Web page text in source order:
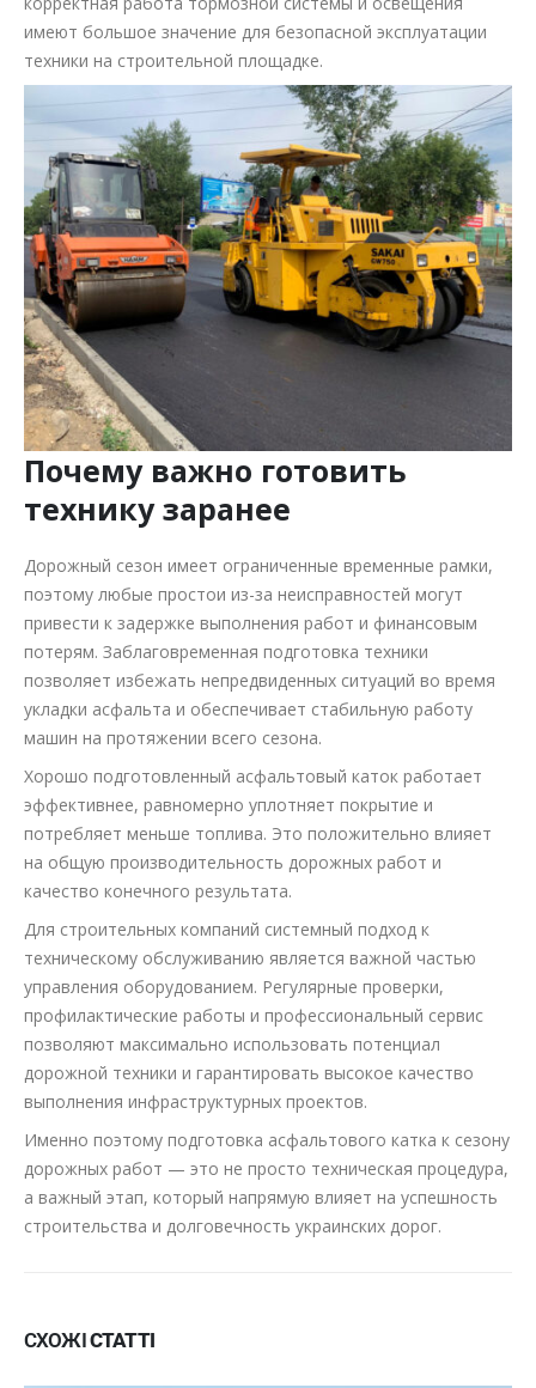
имеют большое значение для безопасной эксплуатации
техники на строительной площадке.
Почему важно готовить
технику заранее
Дорожный сезон имеет ограниченные временные рамки,
поэтому любые простои из-за неисправностей могут
привести к задержке выполнения работ и финансовым
потерям. Заблаговременная подготовка техники
позволяет избежать непредвиденных ситуаций во время
укладки асфальта и обеспечивает стабильную работу
машин на протяжении всего сезона.
Хорошо подготовленный асфальтовый каток работает
эффективнее, равномерно уплотняет покрытие и
потребляет меньше топлива. Это положительно влияет
на общую производительность дорожных работ и
качество конечного результата.
Для строительных компаний системный подход к
техническому обслуживанию является важной частью
управления оборудованием. Регулярные проверки,
профилактические работы и профессиональный сервис
позволяют максимально использовать потенциал
дорожной техники и гарантировать высокое качество
выполнения инфраструктурных проектов.
Именно поэтому подготовка асфальтового катка к сезону
дорожных работ — это не просто техническая процедура,
а важный этап, который напрямую влияет на успешность
строительства и долговечность украинских дорог.
СХОЖІСТАТТІ